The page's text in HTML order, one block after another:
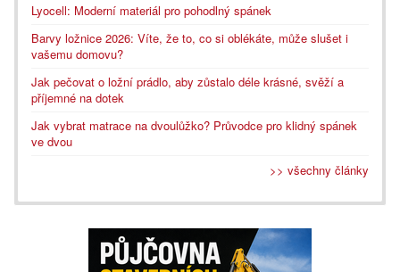
Lyocell: Moderní materiál pro pohodlný spánek
Barvy ložnice 2026: Víte, že to, co si oblékáte, může slušet i
vašemu domovu?
Jak pečovat o ložní prádlo, aby zůstalo déle krásné, svěží a
příjemné na dotek
Jak vybrat matrace na dvoulůžko? Průvodce pro klidný spánek
ve dvou
>> všechny články